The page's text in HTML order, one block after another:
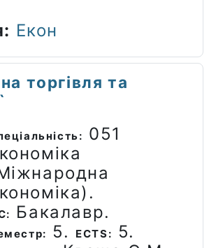
Екон
торгівля та
051
Бакалавр.
5. ECTS: 5.